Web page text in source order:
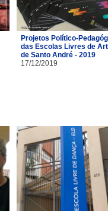
Projetos Político-
das Escolas Livres de
de Santo André - 2019
17/12/2019